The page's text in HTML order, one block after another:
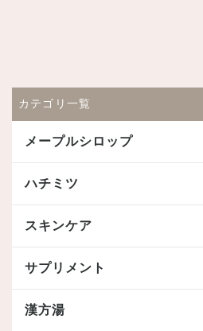
カテゴリ一覧
メープルシロップ
ハチミツ
スキンケア
サプリメント
漢方湯